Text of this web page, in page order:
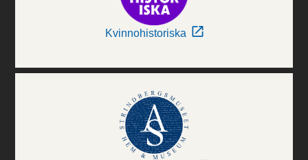
Kvinnohistoriska